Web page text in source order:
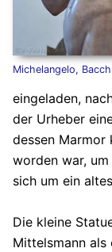
Michelangelo,
eingeladen,
der Urheber
dessen
worden war,
sich um ein
Die kleine
Mittelsmann als